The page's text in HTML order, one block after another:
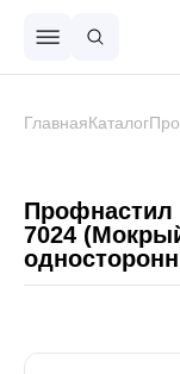
ГлавнаяКаталог
Профнастил
7024